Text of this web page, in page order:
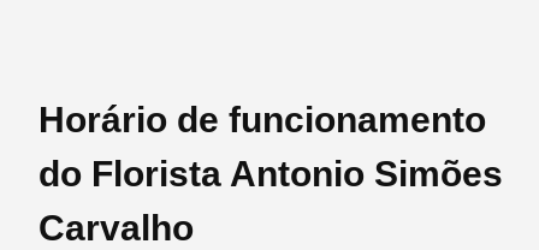
Horário de funcionamento
do Florista Antonio Simões
Carvalho